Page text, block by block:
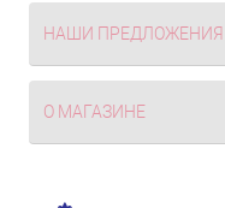
НАШИ ПРЕДЛОЖЕНИЯ
О МАГАЗИНЕ